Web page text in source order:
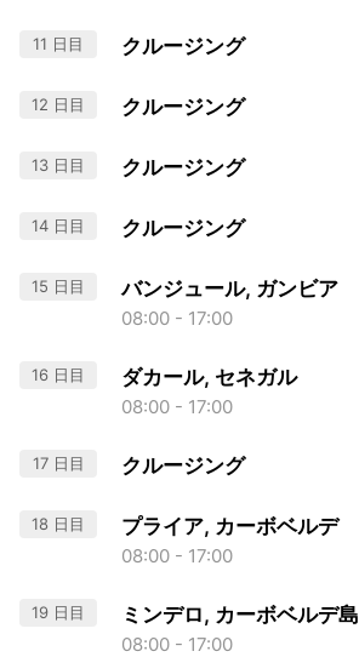
11 日目 クルージング
12 日目 クルージング
13 日目 クルージング
14 日目 クルージング
15 日目 バンジュール, ガンビア
08:00 - 17:00
16 日目 ダカール, セネガル
08:00 - 17:00
17 日目 クルージング
18 日目 プライア, カーボベルデ
08:00 - 17:00
19 日目 ミンデロ, カーボベルデ島
08:00 - 17:00